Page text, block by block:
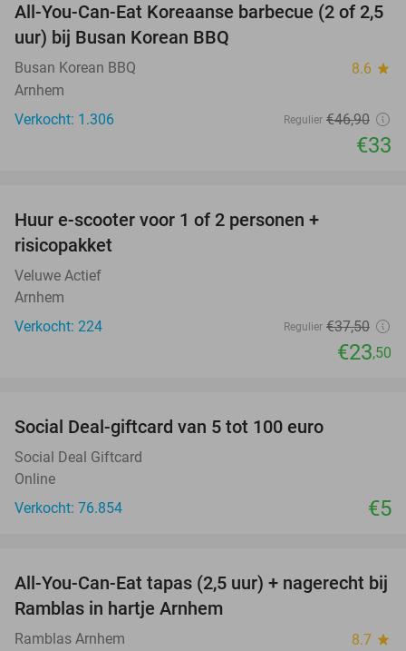
30%
All-You-Can-Eat Koreaanse barbecue (2 of 2,5
uur) bij Busan Korean BBQ
Busan Korean BBQ 8.6 star
Arnhem
Verkocht: 1.306
Regulier €46,90
€33
Huur e-scooter voor 1 of 2 personen +
risicopakket
Veluwe Actief
Arnhem
Verkocht: 224
Regulier €37,50
€23,50
Social Deal-giftcard van 5 tot 100 euro
Social Deal Giftcard
Online
Verkocht: 76.854
€5
34%
All-You-Can-Eat tapas (2,5 uur) + nagerecht bij
Ramblas in hartje Arnhem
Ramblas Arnhem 8.7 star